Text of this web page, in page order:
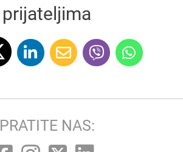
prijateljima
PRATITE NAS: